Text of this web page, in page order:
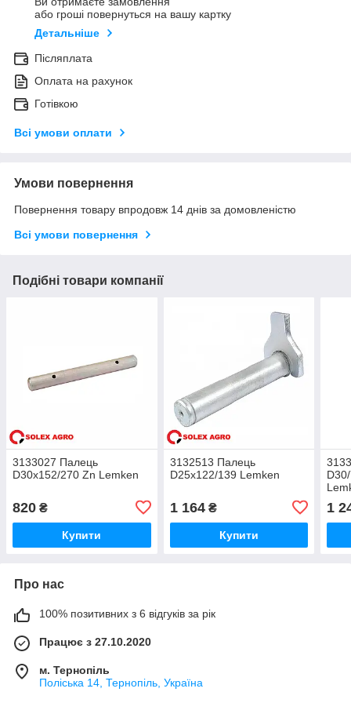
або гроші повернуться на вашу картку
Детальніше
Післяплата
Оплата на рахунок
Готівкою
Всі умови оплати
Умови повернення
Повернення товару впродовж 14 днів за домовленістю
Всі умови повернення
Подібні товари компанії
3133027 Палець
D30x152/270 Zn Lemken
820 ₴
Купити
3132513 Палець
D25x122/139 Lemken
1 164₴
Купити
1
Про нас
100% позитивних з 6 відгуків за рік
Працює з 27.10.2020
м. Тернопіль
Поліська 14, Тернопіль, Україна